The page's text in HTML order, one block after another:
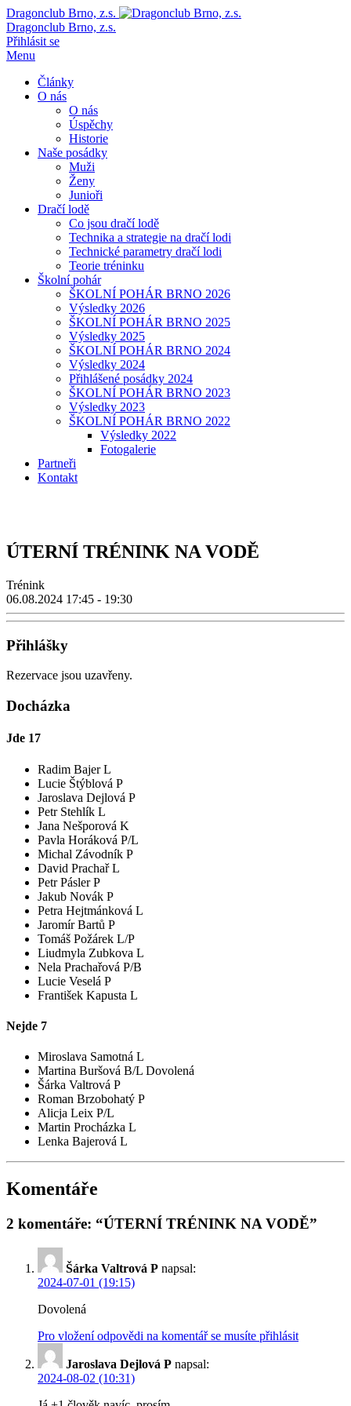
Dragonclub Brno, z.s.
Dragonclub Brno, z.s.
Přihlásit se
Menu
Články
O nás
O nás
Úspěchy
Historie
Naše posádky
Muži
Ženy
Junioři
Dračí lodě
Co jsou dračí lodě
Technika a strategie na dračí lodi
Technické parametry dračí lodi
Teorie tréninku
Školní pohár
ŠKOLNÍ POHÁR BRNO 2026
Výsledky 2026
ŠKOLNÍ POHÁR BRNO 2025
Výsledky 2025
ŠKOLNÍ POHÁR BRNO 2024
Výsledky 2024
Přihlášené posádky 2024
ŠKOLNÍ POHÁR BRNO 2023
Výsledky 2023
ŠKOLNÍ POHÁR BRNO 2022
Výsledky 2022
Fotogalerie
Partneři
Kontakt
ÚTERNÍ TRÉNINK NA VODĚ
Trénink
06.08.2024 17:45 - 19:30
Přihlášky
Rezervace jsou uzavřeny.
Docházka
Jde 17
Radim Bajer L
Lucie Štýblová P
Jaroslava Dejlová P
Petr Stehlík L
Jana Nešporová K
Pavla Horáková P/L
Michal Závodník P
David Prachař L
Petr Pásler P
Jakub Novák P
Petra Hejtmánková L
Jaromír Bartů P
Tomáš Požárek L/P
Liudmyla Zubkova L
Nela Prachařová P/B
Lucie Veselá P
František Kapusta L
Nejde 7
Miroslava Samotná L
Martina Buršová B/L Dovolená
Šárka Valtrová P
Roman Brzobohatý P
Alicja Leix P/L
Martin Procházka L
Lenka Bajerová L
Komentáře
2 komentáře: “ÚTERNÍ TRÉNINK NA VODĚ”
Šárka Valtrová P napsal:
2024-07-01 (19:15)
Dovolená
Pro vložení odpovědi na komentář se musíte přihlásit
Jaroslava Dejlová P napsal:
2024-08-02 (10:31)